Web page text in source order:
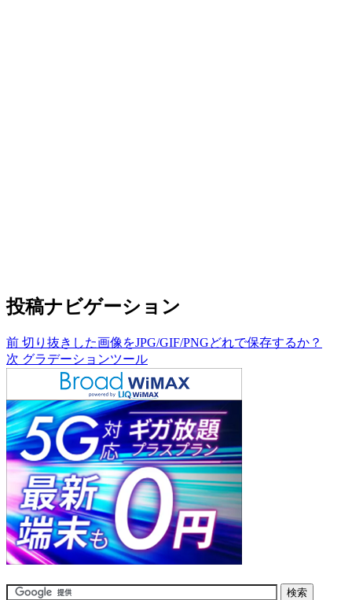
投稿ナビゲーション
前 切り抜きした画像をJPG/GIF/PNGどれで保存するか？
次 グラデーションツール